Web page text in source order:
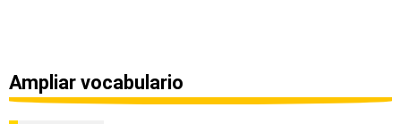
Ampliar vocabulario